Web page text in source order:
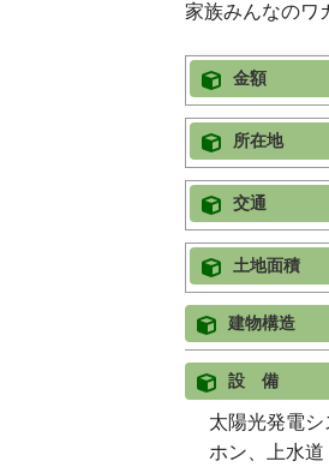
家族みんなのワ
金額
所在地
交通
土地面積
建物構造
設 備
太陽光発電
ホン、上水道